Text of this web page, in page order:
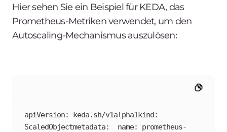
Hier sehen Sie ein Beispiel für KEDA, das
Prometheus-Metriken verwendet, um den
Autoscaling-Mechanismus auszulösen:
apiVersion: keda.sh/v1alpha1kind:
ScaledObjectmetadata:  name: prometheus-